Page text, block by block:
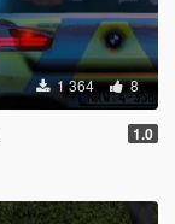
1 364 8
1.0